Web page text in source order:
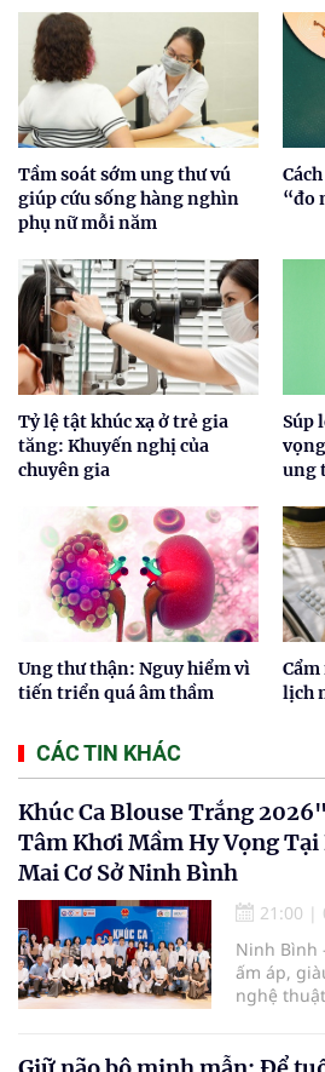
Tầm soát sớm ung thư vú
giúp cứu sống hàng nghìn
phụ nữ mỗi năm
“đo
Tỷ lệ tật khúc xạ ở trẻ gia
tăng: Khuyến nghị của
chuyên gia
Súp
ung
Ung thư thận: Nguy hiểm vì
tiến triển quá âm thầm
lịch
CÁC TIN KHÁC
Khúc Ca Blouse Trắng
Tâm Khơi Mầm Hy Vọng Tại
Mai Cơ Sở Ninh Bình
21:00 |
Ninh Bình
ấm áp,
nghệ
điểm dừng